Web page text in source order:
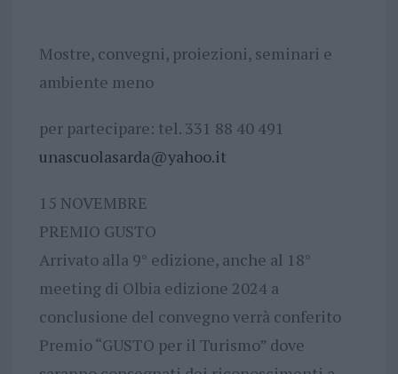
Mostre, convegni, proiezioni, seminari e
ambiente meno
per partecipare: tel. 331 88 40 491
unascuolasarda@yahoo.it
15 NOVEMBRE
PREMIO GUSTO
Arrivato alla 9° edizione, anche al 18°
meeting di Olbia edizione 2024 a
conclusione del convegno verrà conferito
Premio “GUSTO per il Turismo” dove